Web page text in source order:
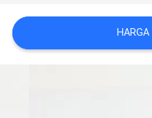
SITEMAP